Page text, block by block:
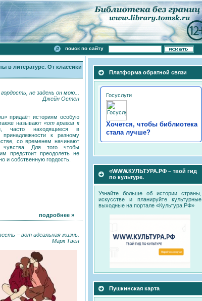
поиск по сайту
в литературе. От классики
не задень он мою...
Джейн Остен
придаёт историям особую
называют «от врагов к
часто находящиеся в
к разному
со временем начинают
чувства. Для того чтобы
предстоит преодолеть не
и собственную гордость.
подробнее »
– вот идеальная жизнь.
Марк Твен
Платформа обратной связи
Хочется, чтобы библиотека
стала лучше?
«WWW.КУЛЬТУРА.РФ – твой гид
по культуре.
Узнайте больше об истории страны,
искусстве и планируйте культурные
выходные на портале «Культура.РФ»
Пушкинская карта